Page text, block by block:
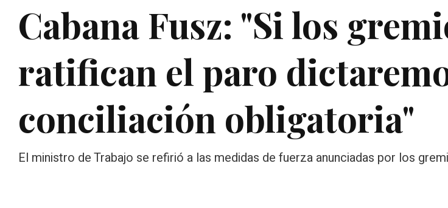
Cabana Fusz: "Si los
ratifican el paro
conciliación obligatoria"
El ministro de Trabajo se refirió a las medidas de fuerza anunciadas por los